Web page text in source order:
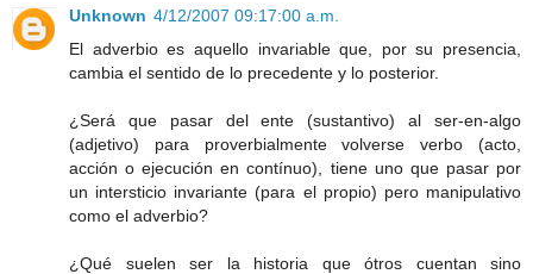
Unknown 4/12/2007 09:17:00 a.m.
El adverbio es aquello invariable que, por su presencia,
cambia el sentido de lo precedente y lo posterior.
¿Será que pasar del ente (sustantivo) al ser-en-algo
(adjetivo) para proverbialmente volverse verbo (acto,
acción o ejecución en contínuo), tiene uno que pasar por
un intersticio invariante (para el propio) pero manipulativo
como el adverbio?
¿Qué suelen ser la historia que ótros cuentan sino